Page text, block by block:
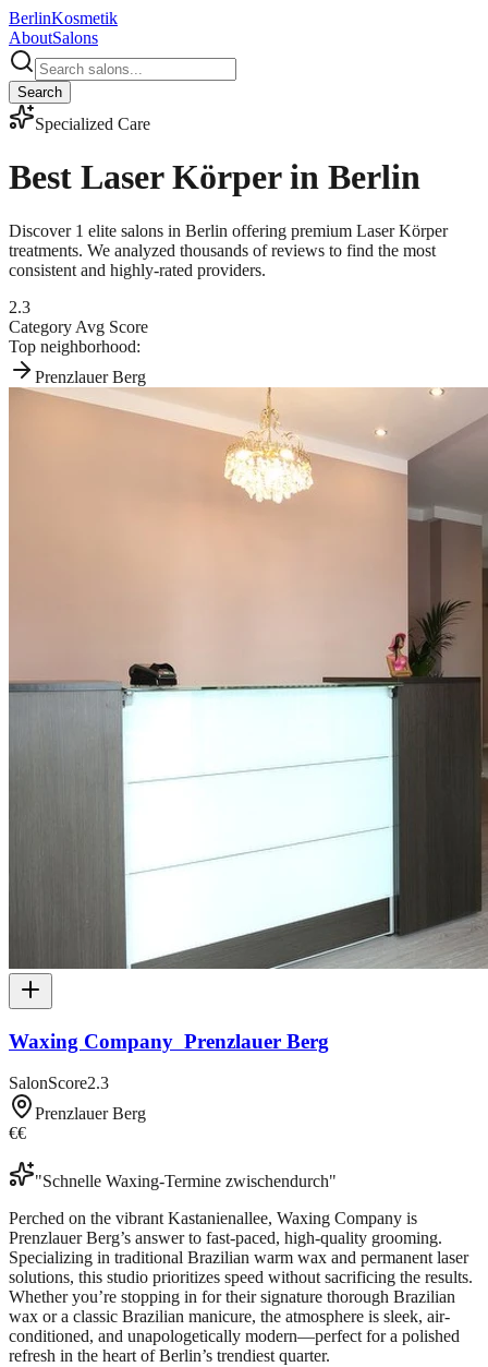
BerlinKosmetik
AboutSalons
Search
Specialized Care
Best Laser Körperin Berlin
Discover 1 elite salons in Berlin offering premium Laser Körper
treatments. We analyzed thousands of reviews to find the most
consistent and highly-rated providers.
2.3
Category Avg Score
Top neighborhood:
Prenzlauer Berg
Waxing Company ️ Prenzlauer Berg
SalonScore2.3
Prenzlauer Berg
€€
"Schnelle Waxing-Termine zwischendurch"
Perched on the vibrant Kastanienallee, Waxing Company is
Prenzlauer Berg’s answer to fast-paced, high-quality grooming.
Specializing in traditional Brazilian warm wax and permanent laser
solutions, this studio prioritizes speed without sacrificing the results.
Whether you’re stopping in for their signature thorough Brazilian
wax or a classic Brazilian manicure, the atmosphere is sleek, air-
conditioned, and unapologetically modern—perfect for a polished
refresh in the heart of Berlin’s trendiest quarter.